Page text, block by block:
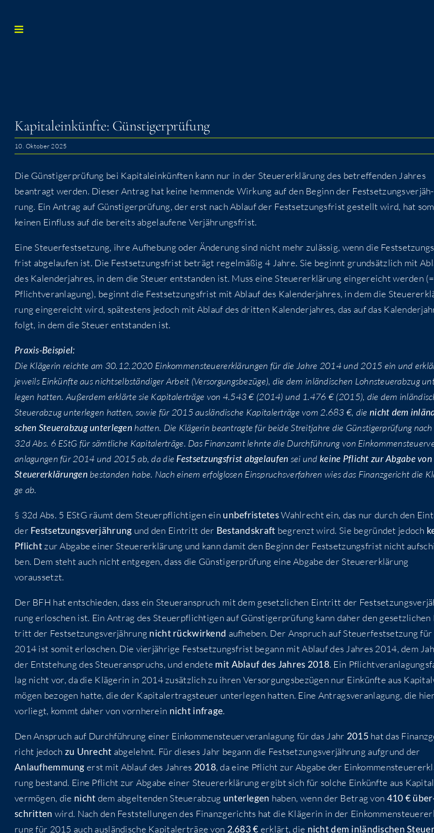
Inhalt
Kapi­tal­ein­künf­te: Günstigerprüfung
10. Oktober 2025
Die Güns­ti­ger­prü­fung bei Kapi­tal­ein­künf­ten kann nur in der Steu­er­erklä­rung des betref­fen­den Jah­res
bean­tragt wer­den. Die­ser Antrag hat kei­ne hem­men­de Wir­kung auf den Beginn der Fest­set­zungs­ver­jäh­
rung. Ein Antrag auf Güns­ti­ger­prü­fung, der erst nach Ablauf der Fest­set­zungs­frist gestellt wird, hat
kei­nen Ein­fluss auf die bereits abge­lau­fe­ne Verjährungsfrist.
Eine Steu­er­fest­set­zung, ihre Auf­he­bung oder Ände­rung sind nicht mehr zuläs­sig, wenn die
frist abge­lau­fen ist. Die Fest­set­zungs­frist beträgt regel­mä­ßig 4 Jah­re. Sie beginnt grund­sätz­lich mit
des Kalen­der­jah­res, in dem die Steu­er ent­stan­den ist. Muss eine Steu­er­erklä­rung ein­ge­reicht wer­den (=
Pflicht­ver­an­la­gung), beginnt die Fest­set­zungs­frist mit Ablauf des Kalen­der­jah­res, in dem die
rung ein­ge­reicht wird, spä­tes­tens jedoch mit Ablauf des drit­ten Kalen­der­jah­res, das auf das
folgt, in dem die Steu­er ent­stan­den ist.
Pra­xis-Bei­spiel:
Die Klä­ge­rin reich­te am 30.12.2020 Ein­kom­men­steu­er­erklä­run­gen für die Jah­re 2014 und 2015 ein und
jeweils Ein­künf­te aus nicht­selb­stän­di­ger Arbeit (Ver­sor­gungs­be­zü­ge), die dem inlän­di­schen Lohn­steu­er­ab­zug
le­gen hat­ten. Außer­dem erklär­te sie Kapi­tal­erträ­ge von 4.543 € (2014) und 1.476 € (2015), die dem
Steu­er­ab­zug unter­le­gen hat­ten, sowie für 2015 aus­län­di­sche Kapi­tal­erträ­ge vom 2.683 €, die nicht dem
schen Steu­er­ab­zug unter­le­gen hat­ten. Die Klä­ge­rin bean­trag­te für bei­de Streit­jah­re die Güns­ti­ger­prü­fung nach
32d Abs. 6 EStG für sämt­li­che Kapi­tal­erträ­ge. Das Finanz­amt lehn­te die Durch­füh­rung von
an­la­gun­gen für 2014 und 2015 ab, da die Fest­set­zungs­frist abge­lau­fen sei und kei­ne Pflicht zur Abga­be von
Steu­er­erklä­run­gen bestan­den habe. Nach einem erfolg­lo­sen Ein­spruchs­ver­fah­ren wies das Finanz­ge­richt die
ge ab.
§ 32d Abs. 5 EStG räumt dem Steu­er­pflich­ti­gen ein unbe­fris­te­tesWahl­recht ein, das nur durch den
der Fest­set­zungs­ver­jäh­rung und den Ein­tritt der Bestands­kraft begrenzt wird. Sie begrün­det jedoch
Pflichtzur Abga­be einer Steu­er­erklä­rung und kann damit den Beginn der Fest­set­zungs­frist nicht
ben. Dem steht auch nicht ent­ge­gen, dass die Güns­ti­ger­prü­fung eine Abga­be der Steu­er­erklä­rung
voraussetzt.
Der BFH hat ent­schie­den, dass ein Steu­er­an­spruch mit dem gesetz­li­chen Ein­tritt der
rung erlo­schen ist. Ein Antrag des Steu­er­pflich­ti­gen auf Güns­ti­ger­prü­fung kann daher den
tritt der Fest­set­zungs­ver­jäh­rung nicht rück­wir­kend auf­he­ben. Der Anspruch auf Steu­er­fest­set­zung für
2014 ist somit erlo­schen. Die vier­jäh­ri­ge Fest­set­zungs­frist begann mit Ablauf des Jah­res 2014, dem
der Ent­ste­hung des Steu­er­an­spruchs, und ende­te mit Ablauf des Jah­res 2018. Ein
lag nicht vor, da die Klä­ge­rin in 2014 zusätz­lich zu ihren Ver­sor­gungs­be­zü­gen nur Ein­künf­te aus
mö­gen bezo­gen hat­te, die der Kapi­tal­ertrag­steu­er unter­le­gen hat­ten. Eine Antrags­ver­an­la­gung, die hier
vor­liegt, kommt daher von vorn­her­ein nicht infra­ge.
Den Anspruch auf Durch­füh­rung einer Ein­kom­men­steu­er­ver­an­la­gung für das Jahr 2015 hat das
richt jedoch zu Unrecht abge­lehnt. Für die­ses Jahr begann die Fest­set­zungs­ver­jäh­rung auf­grund der
Anlauf­hem­mung erst mit Ablauf des Jah­res 2018, da eine Pflicht zur Abga­be der
rung bestand. Eine Pflicht zur Abga­be einer Steu­er­erklä­rung ergibt sich für sol­che Ein­künf­te aus
ver­mö­gen, die nicht dem abgel­ten­den Steu­er­ab­zug unter­le­gen haben, wenn der Betrag von 410 €
schrit­ten wird. Nach den Fest­stel­lun­gen des Finanz­ge­richts hat die Klä­ge­rin in der
rung für 2015 auch aus­län­di­sche Kapi­tal­erträ­ge von 2.683 € erklärt, die nicht dem inlän­di­schen